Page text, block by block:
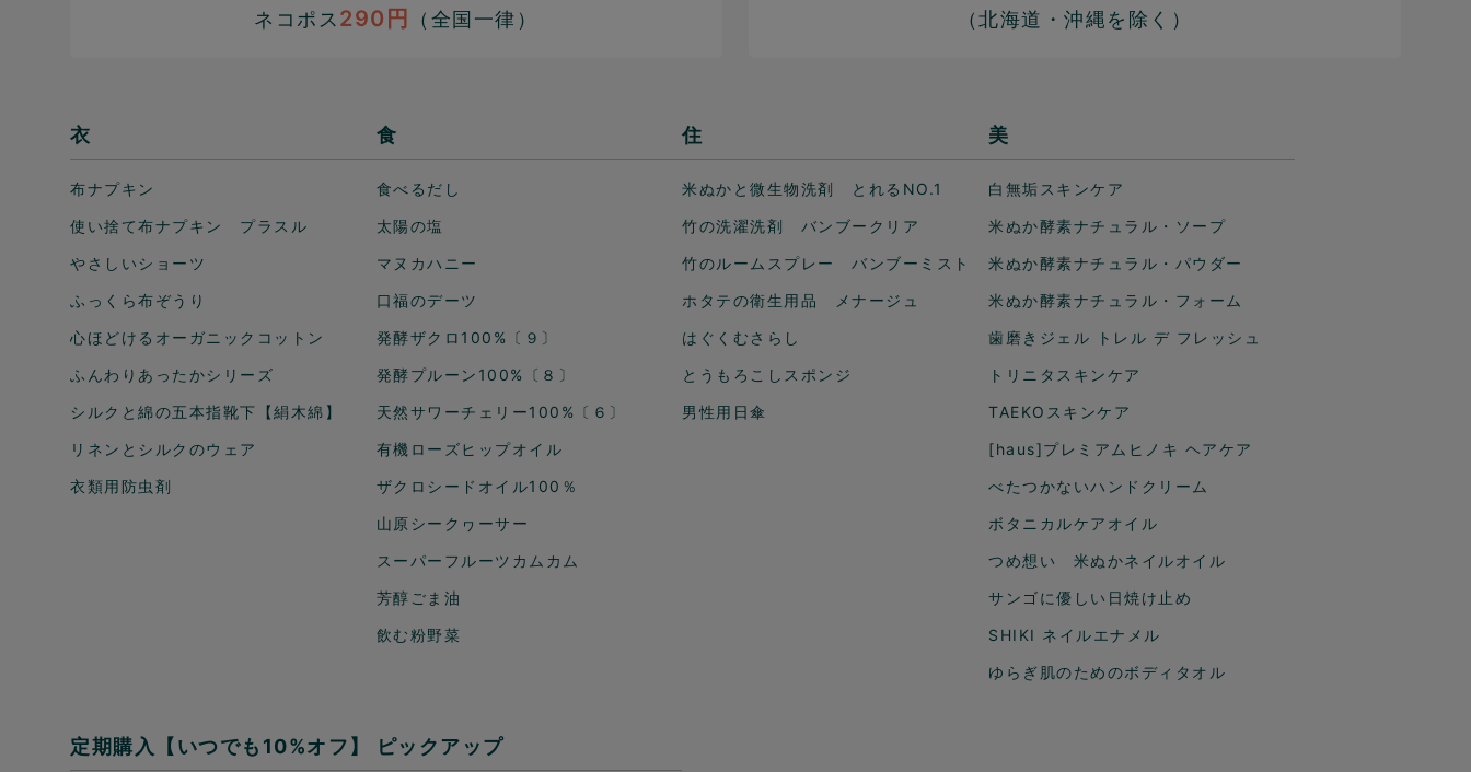
ネコポス 290円 （全国一律） （北海道・沖縄を除く）
衣
布ナプキン
使い捨て布ナプキン プラスル
やさしいショーツ
ふっくら布ぞうり
心ほどけるオーガニックコットン
ふんわりあったかシリーズ
シルクと綿の五本指靴下【絹木綿】
リネンとシルクのウェア
衣類用防虫剤
食
食べるだし
太陽の塩
マヌカハニー
口福のデーツ
発酵ザクロ100%〔９〕
発酵プルーン100%〔８〕
天然サワーチェリー100%〔６〕
有機ローズヒップオイル
ザクロシードオイル100％
山原シークヮーサー
スーパーフルーツカムカム
芳醇ごま油
飲む粉野菜
住
米ぬかと微生物洗剤 とれるNO.1
竹の洗濯洗剤 バンブークリア
竹のルームスプレー バンブーミスト
ホタテの衛生用品 メナージュ
はぐくむさらし
とうもろこしスポンジ
男性用日傘
美
白無垢スキンケア
米ぬか酵素ナチュラル・ソープ
米ぬか酵素ナチュラル・パウダー
米ぬか酵素ナチュラル・フォーム
歯磨きジェル トレル デ フレッシュ
トリニタスキンケア
TAEKOスキンケア
[haus]プレミアムヒノキ ヘアケア
べたつかないハンドクリーム
ボタニカルケアオイル
つめ想い 米ぬかネイルオイル
サンゴに優しい日焼け止め
SHIKI ネイルエナメル
ゆらぎ肌のためのボディタオル
定期購入【いつでも10%オフ】 ピックアップ